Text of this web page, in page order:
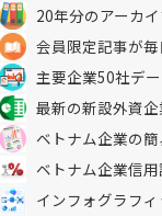
20年分のアーカ
会員限定記事が
主要企業50社デ
最新の新設外資
ベトナム企業の
ベトナム企業信
インフォグラフ